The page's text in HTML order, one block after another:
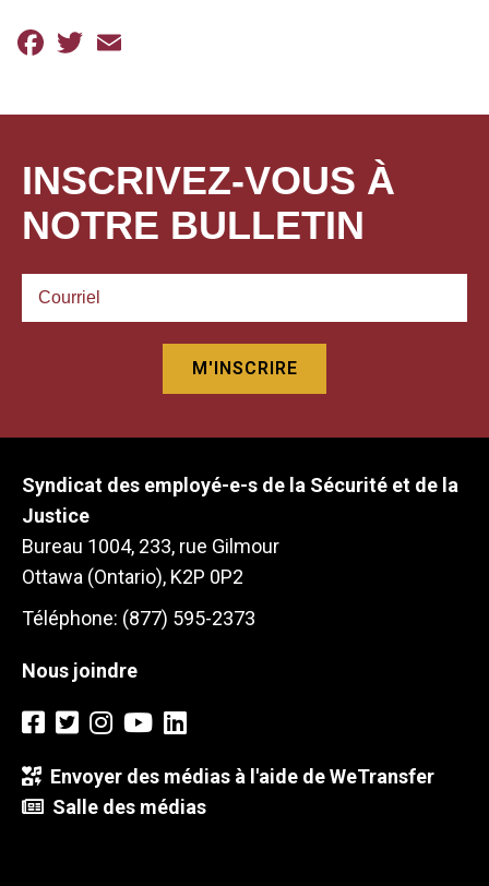
Facebook
Twitter
INSCRIVEZ-VOUS À
NOTRE BULLETIN
Syndicat des employé-e-s de la Sécurité et de la
Justice
Bureau 1004, 233, rue Gilmour
Ottawa (Ontario), K2P 0P2
Téléphone: (877) 595-2373
Nous joindre
Envoyer des médias à l'aide de WeTransfer
Salle des médias